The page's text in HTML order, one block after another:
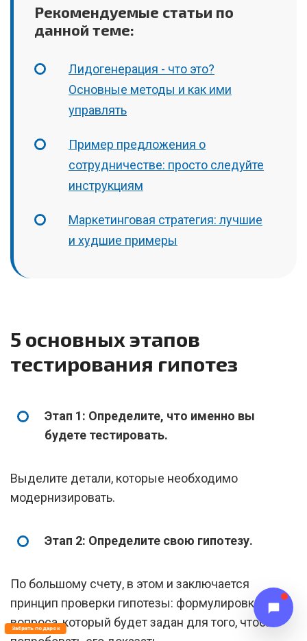
Рекомендуемые статьи по
данной теме:
Лидогенерация - что это?
Основные методы и как ими
управлять
Пример предложения о
сотрудничестве: просто следуйте
инструкциям
Маркетинговая стратегия: лучшие
и худшие примеры
5 основных этапов
тестирования гипотез
Этап 1: Определите, что именно вы
будете тестировать.
Выделите детали, которые необходимо
модернизировать.
Этап 2: Определите свою гипотезу.
По большому счету, в этом и заключается
принцип проверки гипотезы: формулировка
вопроса, который будет задан для того, чтобы
Забрать подарок